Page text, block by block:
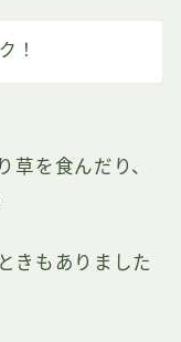
！
草を食んだり、
きもありました